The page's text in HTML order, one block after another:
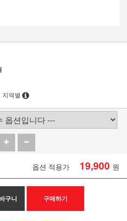
지역별
옵션 적용가 19,900 원
구니 구매하기